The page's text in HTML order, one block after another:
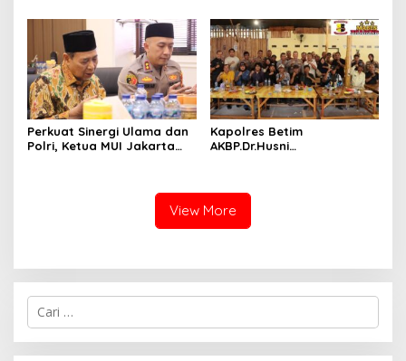
Nasional Hadapi El Nino
dan Karhutla
Perkuat Sinergi Ulama dan
Polri, Ketua MUI Jakarta
Kapolres Betim
AKBP.Dr.Husni
Bangun Komunikasi Untuk
Informasi Yang Akurat
View More
C
i